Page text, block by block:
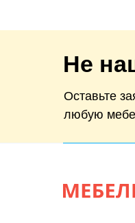
Не
Оставьте
любую